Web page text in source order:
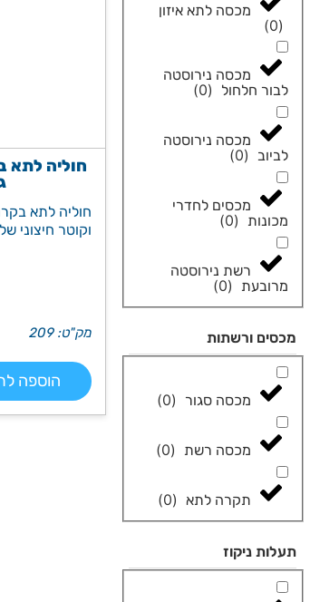
מכסה לתא איזון
(
0
)
מכסה נירוסטה
לבור חלחול
(
0
)
מכסה נירוסטה
לביוב
(
0
)
מכסים לחדרי
מכונות
(
0
)
רשת נירוסטה
מרובעת
(
0
)
מכסים ורשתות
מכסה סגור (
0
)
מכסה רשת (
0
)
תקרה לתא (
0
)
תעלות ניקוז
וקוטר חיצוני של 50 ס"מ עשוייה מבטון
מק"ט: 209
הוספה